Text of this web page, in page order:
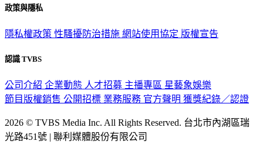
政策與隱私
隱私權政策 性騷擾防治措施 網站使用協定 版權宣告
認識 TVBS
公司介紹 企業動態 人才招募 主播專區 星藝象娛樂
節目版權銷售 公開招標 業務服務 官方聲明 獲獎紀錄／認證
2026 © TVBS Media Inc. All Rights Reserved. 台北市內湖區瑞
光路451號 | 聯利媒體股份有限公司